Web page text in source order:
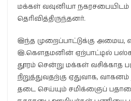
மக்கள் வவுனியா நகரசபையிடம்
தெரிவித்திருந்தனர்.
இந்த முறைப்பாட்டுக்கு அமைய,
இ.கௌதமனின் ஏற்பாட்டில்
தூரம் சென்று மக்கள் வசிக்காத
நிறுத்துவதற்கு ஏதுவாக, வாகனம்
தடை செய்யும் சமிக்ஞைப்